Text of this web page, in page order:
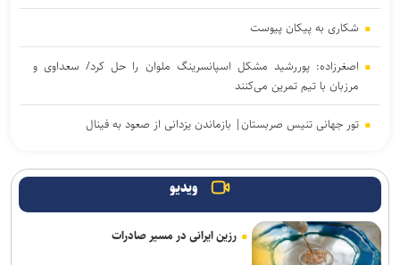
شکاری به پیکان پیوست
اصغرزاده: پوررشید مشکل اسپانسرینگ ملوان را حل کرد/ سعداوی و
مرزبان با تیم تمرین می‌کنند
تور جهانی تنیس صربستان| بازماندن یزدانی از صعود به فینال
تساوی پرسپولیس و آلومینیوم در دیدار دوستانه/ تیم تارتار بالاخره گل
خورد
واکنش باشگاه استقلال خوزستان به درگیری مدیرعامل و اعضای هیات
ویدیو
رزین ایرانی در مسیر صادرات